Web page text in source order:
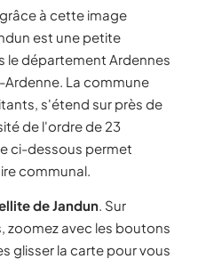
à cette image
est une petite
le département Ardennes
La commune
s'étend sur près de
de l'ordre de 23
ci-dessous permet
communal.
de Jandun. Sur
zoomez avec les boutons
glisser la carte pour vous